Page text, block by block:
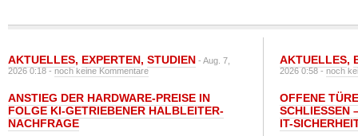
AKTUELLES, EXPERTEN, STUDIEN - Aug. 7,
2026 0:18 -noch keine Kommentare
ANSTIEG DER HARDWARE-PREISE IN
FOLGE KI-GETRIEBENER HALBLEITER-
NACHFRAGE
AKTUELLES,
2026 0:58 -noch
OFFENE
SCHLIESSEN
T-